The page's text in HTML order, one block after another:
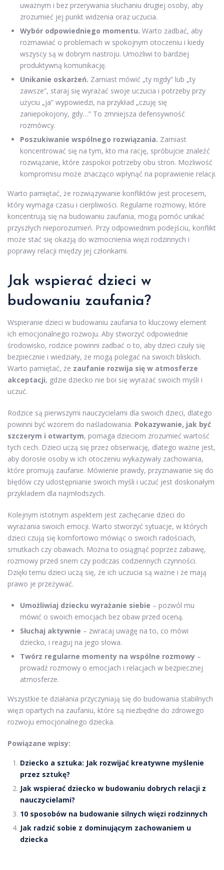
uważnym i bez przerywania słuchaniu drugiej osoby, aby
zrozumieć jej punkt widzenia oraz uczucia.
Wybór odpowiedniego momentu. Warto zadbać, aby
rozmawiać o problemach w spokojnym otoczeniu i kiedy
wszyscy są w dobrym nastroju. Umożliwi to bardziej
produktywną komunikację.
Unikanie oskarżeń. Zamiast mówić „ty nigdy” lub „ty
zawsze”, staraj się wyrażać swoje uczucia i potrzeby przy
użyciu „ja” wypowiedzi, na przykład „czuję się
zaniepokojony, gdy…” To zmniejsza defensywność
rozmówcy.
Poszukiwanie wspólnego rozwiązania. Zamiast
koncentrować się na tym, kto ma rację, spróbujcie znaleźć
rozwiązanie, które zaspokoi potrzeby obu stron. Możliwość
kompromisu może znacząco wpłynąć na poprawienie relacji.
Warto pamiętać, że rozwiązywanie konfliktów jest procesem,
który wymaga czasu i cierpliwości. Regularne rozmowy, które
koncentrują się na budowaniu zaufania, mogą pomóc unikać
przyszłych nieporozumień. Przy odpowiednim podejściu, konflikt
może stać się okazją do wzmocnienia więzi rodzinnych i
poprawy relacji między jej członkami.
Jak wspierać dzieci w
budowaniu zaufania?
Wspieranie dzieci w budowaniu zaufania to kluczowy element
ich emocjonalnego rozwoju. Aby stworzyć odpowiednie
środowisko, rodzice powinni zadbać o to, aby dzieci czuły się
bezpiecznie i wiedziały, że mogą polegać na swoich bliskich.
Warto pamiętać, że zaufanie rozwija się w atmosferze
akceptacji, gdzie dziecko nie boi się wyrażać swoich myśli i
uczuć.
Rodzice są pierwszymi nauczycielami dla swoich dzieci, dlatego
powinni być wzorem do naśladowania. Pokazywanie, jak być
szczerym i otwartym, pomaga dzieciom zrozumieć wartość
tych cech. Dzieci uczą się przez obserwację, dlatego ważne jest,
aby dorosłe osoby w ich otoczeniu wykazywały zachowania,
które promują zaufanie. Mówienie prawdy, przyznawanie się do
błędów czy udostępnianie swoich myśli i uczuć jest doskonałym
przykładem dla najmłodszych.
Kolejnym istotnym aspektem jest zachęcanie dzieci do
wyrażania swoich emocji. Warto stworzyć sytuacje, w których
dzieci czują się komfortowo mówiąc o swoich radościach,
smutkach czy obawach. Można to osiągnąć poprzez zabawę,
rozmowy przed snem czy podczas codziennych czynności.
Dzięki temu dzieci uczą się, że ich uczucia są ważne i że mają
prawo je przeżywać.
Umożliwiaj dziecku wyrażanie siebie – pozwól mu
mówić o swoich emocjach bez obaw przed oceną.
Słuchaj aktywnie – zwracaj uwagę na to, co mówi
dziecko, i reaguj na jego słowa.
Twórz regularne momenty na wspólne rozmowy –
prowadź rozmowy o emocjach i relacjach w bezpiecznej
atmosferze.
Wszystkie te działania przyczyniają się do budowania stabilnych
więzi opartych na zaufaniu, które są niezbędne do zdrowego
rozwoju emocjonalnego dziecka.
Powiązane wpisy:
Dziecko a sztuka: Jak rozwijać kreatywne myślenie
przez sztukę?
Jak wspierać dziecko w budowaniu dobrych relacji z
nauczycielami?
10 sposobów na budowanie silnych więzi rodzinnych
Jak radzić sobie z dominującym zachowaniem u
dziecka